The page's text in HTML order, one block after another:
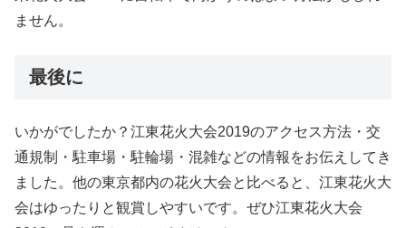
ません。
最後に
いかがでしたか？江東花火大会2019のアクセス方法・交
通規制・駐車場・駐輪場・混雑などの情報をお伝えしてき
ました。他の東京都内の花火大会と比べると、江東花火大
会はゆったりと観賞しやすいです。ぜひ江東花火大会